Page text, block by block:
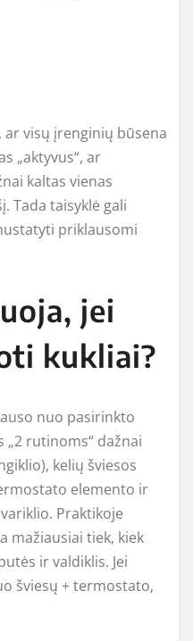
visų įrenginių būsena
„aktyvus“, ar
kaltas vienas
Tada taisyklė gali
priklausomi
jei
kukliai?
nuo pasirinkto
rutinoms“ dažnai
kelių šviesos
elemento ir
Praktikoje
mažiausiai tiek, kiek
ir valdiklis. Jei
šviesų + termostato,